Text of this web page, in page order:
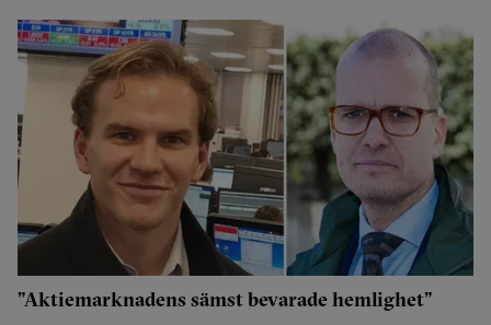
”Aktiemarknadens sämst bevarade hemlighet”